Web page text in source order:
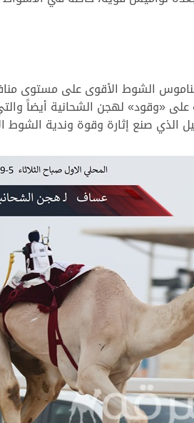
الشوط الأقوى على مستوى
اليوم بزمن قدره 6.02.29 دقيقة، متفوقة على